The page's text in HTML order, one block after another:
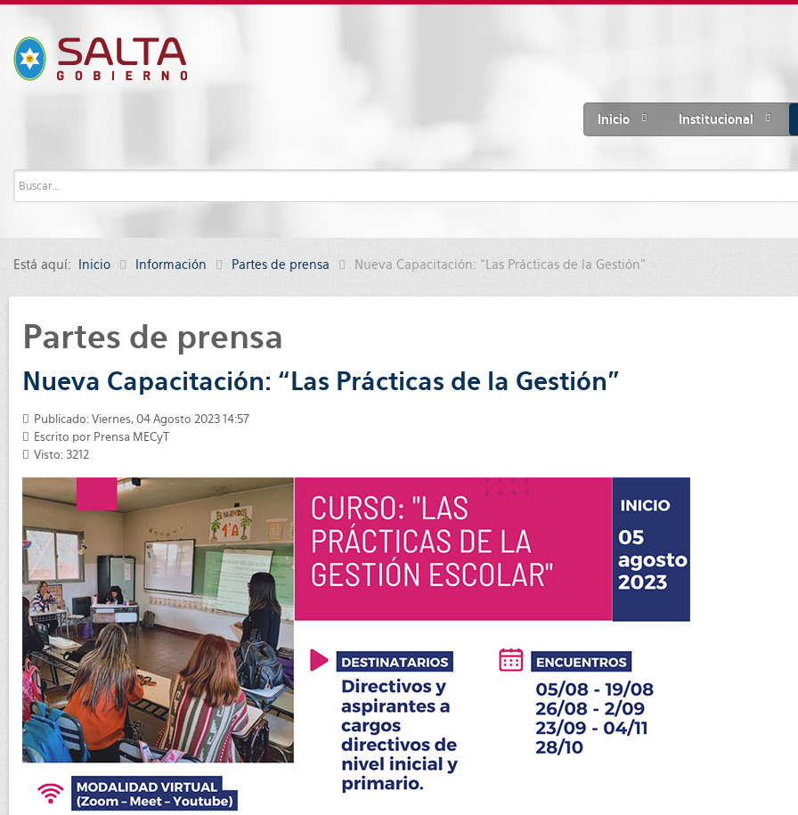
Inicio Institucional
Está aquí: Inicio Información Partes de prensa Nueva Capacitación: “Las Prácticas de la Gestión”
Partes de prensa
Nueva Capacitación: “Las Prácticas de la Gestión”
Publicado: Viernes, 04 Agosto 2023 14:57
Escrito por Prensa MECyT
Visto: 3212